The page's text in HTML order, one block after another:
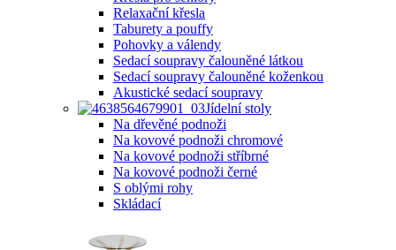
Relaxační křesla
Taburety a pouffy
Pohovky a válendy
Sedací soupravy čalouněné látkou
Sedací soupravy čalouněné koženkou
Akustické sedací soupravy
Jídelní stoly
Na dřevěné podnoži
Na kovové podnoži chromové
Na kovové podnoži stříbrné
Na kovové podnoži černé
S oblými rohy
Skládací